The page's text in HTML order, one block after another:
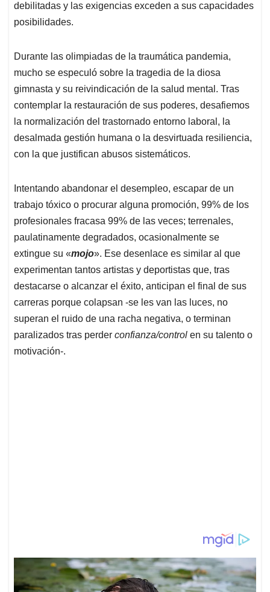
debilitadas y las exigencias exceden a sus capacidades
posibilidades.
Durante las olimpiadas de la traumática pandemia,
mucho se especuló sobre la tragedia de la diosa
gimnasta y su reivindicación de la salud mental. Tras
contemplar la restauración de sus poderes, desafiemos
la normalización del trastornado entorno laboral, la
desalmada gestión humana o la desvirtuada resiliencia,
con la que justifican abusos sistemáticos.
Intentando abandonar el desempleo, escapar de un
trabajo tóxico o procurar alguna promoción, 99% de los
profesionales fracasa 99% de las veces; terrenales,
paulatinamente degradados, ocasionalmente se
extingue su «mojo». Ese desenlace es similar al que
experimentan tantos artistas y deportistas que, tras
destacarse o alcanzar el éxito, anticipan el final de sus
carreras porque colapsan -se les van las luces, no
superan el ruido de una racha negativa, o terminan
paralizados tras perder confianza/control en su talento o
motivación-.